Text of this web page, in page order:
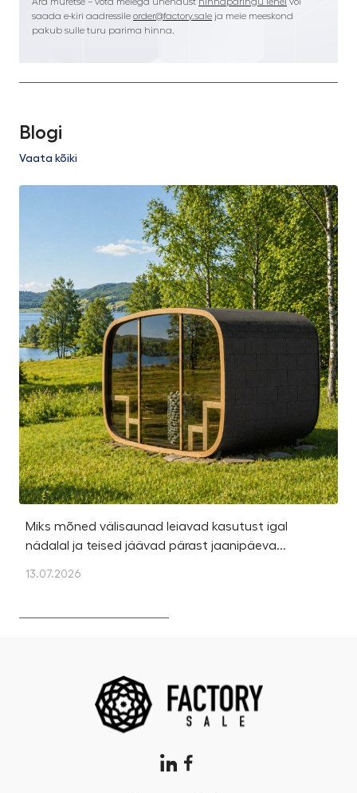
saada e-kiri aadressile order@factory.sale ja meie meeskond
pakub sulle turu parima hinna.
Blogi
Vaata kõiki
Miks mõned välisaunad leiavad kasutust igal
nädalal ja teised jäävad pärast jaanipäeva...
13.07.2026